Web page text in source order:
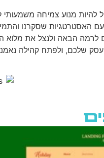
להיות מנוע צמיחה
עם האסטרטגיות שסקרנו
לרמה הבאה ולנצל את מלוא
שלכם, ולפתח קהילה